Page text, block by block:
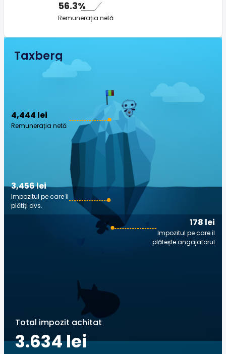
56.3%
Remunerația netă
Taxberg
4,444 lei
Remunerația netă
178 lei
Impozitul pe care îl
plătește angajatorul
3,456 lei
Impozitul pe care îl
plătiți dvs.
Total impozit achitat
3.634 lei